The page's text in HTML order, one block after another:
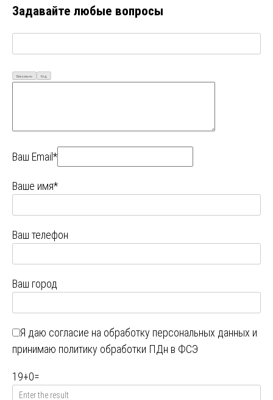
Задавайте любые вопросы
Визуально Код
Ваш Email*
Ваше имя*
Ваш телефон
Ваш город
Я даю согласие на обработку персональных данных и
принимаю политику обработки ПДн в ФСЭ
19+0=